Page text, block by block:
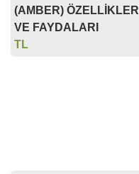
(AMBER) ÖZELLİKLERİ
VE FAYDALARI
TL